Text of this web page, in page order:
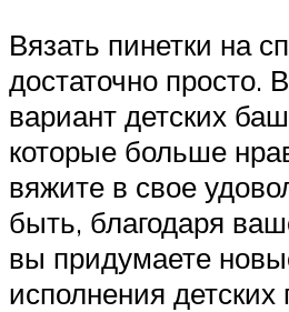
Вязать пинетки на
достаточно просто.
вариант детских
которые больше
вяжите в свое
быть, благодаря
вы придумаете
исполнения детских